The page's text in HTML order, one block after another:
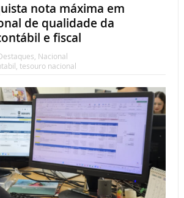
nota máxima em
de qualidade da
e fiscal
, Nacional
, tesouro nacional